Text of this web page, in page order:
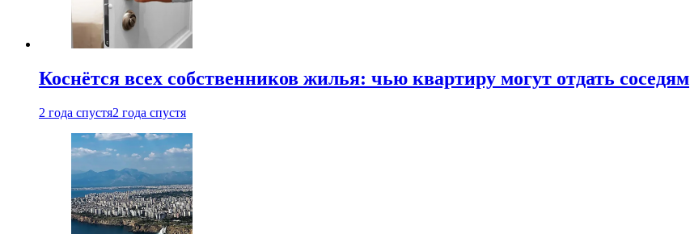
Коснётся всех собственников жилья: чью квартиру могут отдать соседям
2 года спустя2 года спустя